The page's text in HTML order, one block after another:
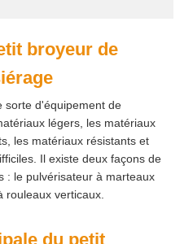
broyeur de
sorte d'équipement de
légers, les matériaux
les matériaux résistants et
Il existe deux façons de
: le pulvérisateur à marteaux
rouleaux verticaux.
du petit